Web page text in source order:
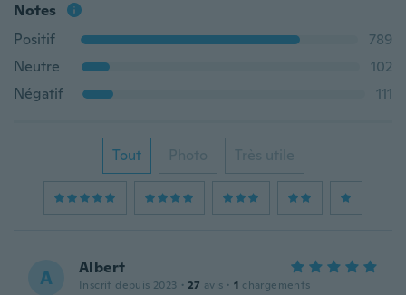
Notes
Positif
789
Neutre
102
Négatif
111
Tout Photo Très utile
A Albert
Inscrit depuis 2023 · 27 avis · 1 chargements